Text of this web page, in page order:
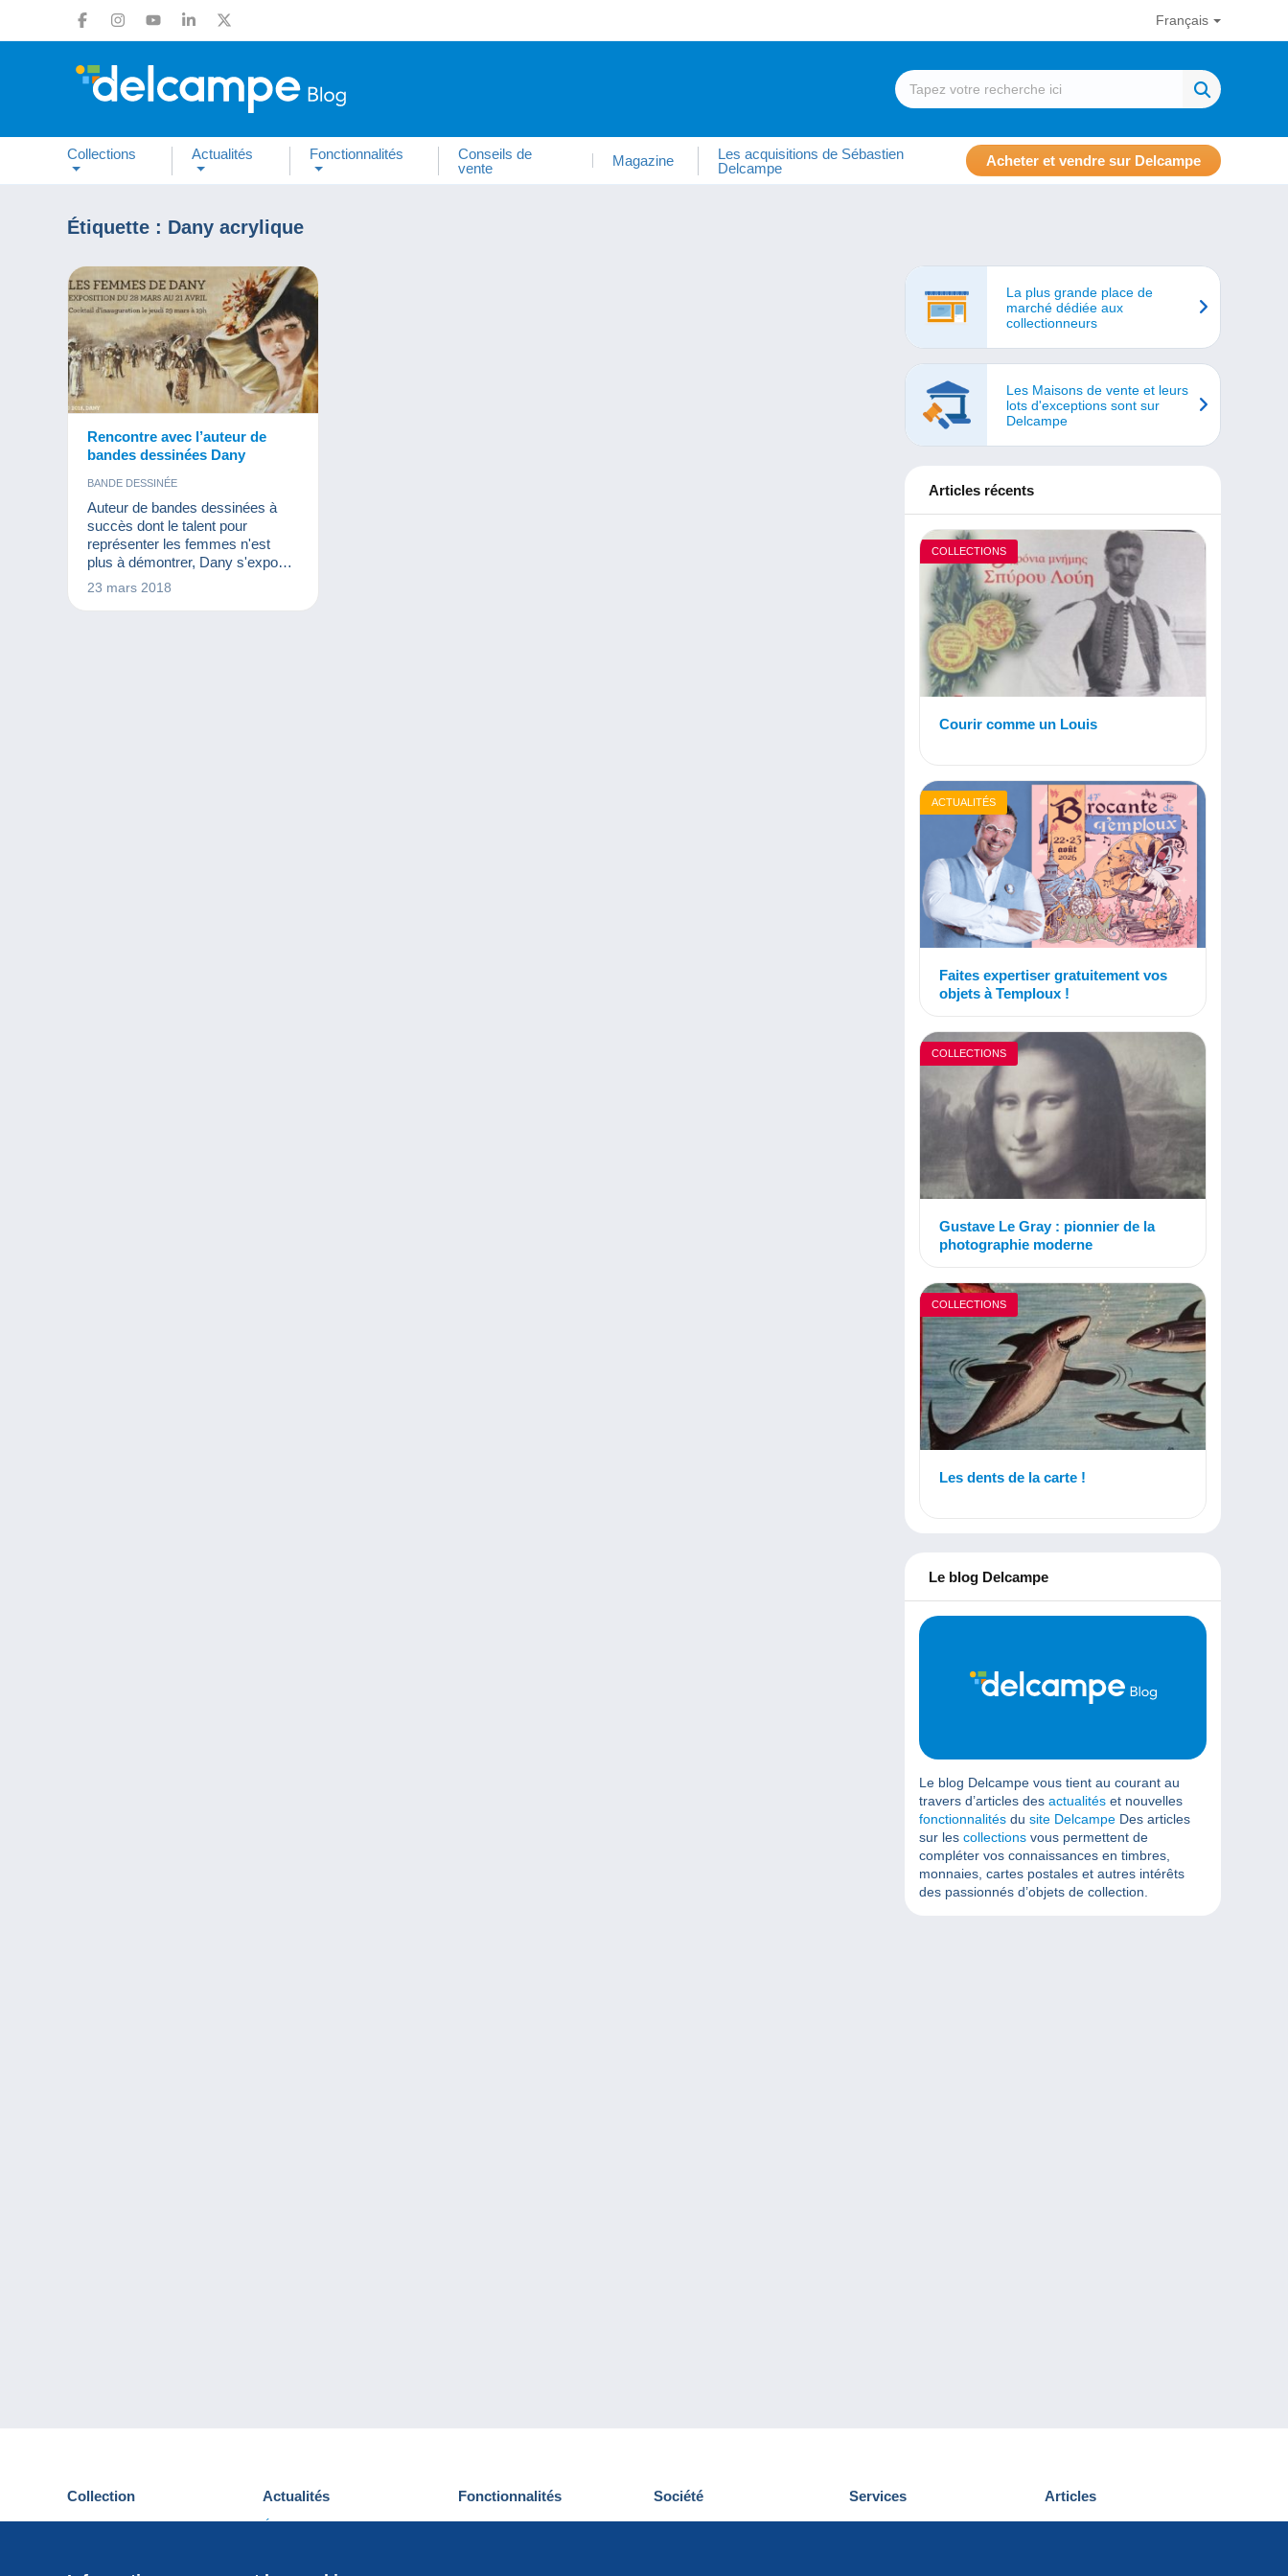
Français
Collections Actualités Fonctionnalités
Conseils de
vente
Magazine
Les acquisitions de Sébastien
Delcampe
Acheter et vendre sur Delcampe
Étiquette : Dany acrylique
Rencontre avec l’auteur de
bandes dessinées Dany
BANDE DESSINÉE
Auteur de bandes dessinées à
succès dont le talent pour
représenter les femmes n'est
plus à démontrer, Dany s'expose
en peinture à la galerie Daniel
23 mars 2018
La plus grande place de
marché dédiée aux
collectionneurs
Les Maisons de vente et leurs
lots d'exceptions sont sur
Delcampe
Articles récents
COLLECTIONS
Courir comme un Louis
ACTUALITÉS
Faites expertiser gratuitement vos
objets à Temploux !
COLLECTIONS
Gustave Le Gray : pionnier de la
photographie moderne
COLLECTIONS
Les dents de la carte !
Le blog Delcampe
Le blog Delcampe vous tient au courant au
travers d’articles des actualités et nouvelles
fonctionnalités du site Delcampe Des articles
sur les collections vous permettent de
compléter vos connaissances en timbres,
monnaies, cartes postales et autres intérêts
des passionnés d’objets de collection.
Collection
Cartes postales
Actualités
Événements Delcampe
Fonctionnalités
Nouveautés
Société
Qui sommes-nous
Services
Découvrir Delcampe
Articles